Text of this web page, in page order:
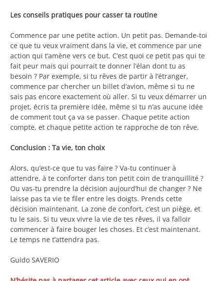
Les conseils pratiques pour casser ta routine
Commence par une petite action. Un petit pas. Demande-toi
ce que tu veux vraiment dans la vie, et commence par une
action qui t’amène vers ce but. C’est quoi ce petit pas qui te
fait peur mais qui pourrait te donner l’élan dont tu as
besoin ? Par exemple, si tu rêves de partir à l’étranger,
commence par chercher un billet d’avion, même si tu ne
sais pas encore exactement où aller. Si tu veux démarrer un
projet, écris ta première idée, même si tu n’as aucune idée
de comment tout ça va se passer. Chaque petite action
compte, et chaque petite action te rapproche de ton rêve.
Conclusion : Ta vie, ton choix
Alors, qu’est-ce que tu vas faire ? Va-tu continuer à
attendre, à te conforter dans ton petit coin de tranquillité ?
Ou vas-tu prendre la décision aujourd’hui de changer ? Ne
laisse pas ta vie te filer entre les doigts. Prends cette
décision maintenant. La zone de confort, c’est un piège, et
tu le sais. Si tu veux vivre la vie de tes rêves, il va falloir
commencer à faire bouger les choses. Et c’est maintenant.
Le temps ne t’attendra pas.
Guido SAVERIO